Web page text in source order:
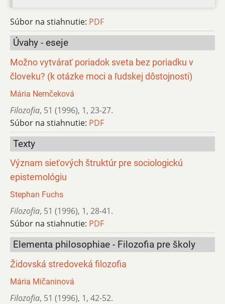
Súbor na stiahnutie: PDF
Úvahy - eseje
Možno vytvárať poriadok sveta bez poriadku v
človeku? (k otázke moci a ľudskej dôstojnosti)
Mária Nemčeková
Filozofia, 51 (1996), 1, 23-27.
Súbor na stiahnutie: PDF
Texty
Význam sieťových štruktúr pre sociologickú
epistemológiu
Stephan Fuchs
Filozofia, 51 (1996), 1, 28-41.
Súbor na stiahnutie: PDF
Elementa philosophiae - Filozofia pre školy
Židovská stredoveká filozofia
Mária Mičaninová
Filozofia, 51 (1996), 1, 42-52.